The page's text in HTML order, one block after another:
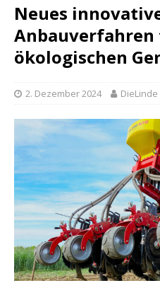
Neues
Anbauverfahren
ökologischen
2. Dezember 2024